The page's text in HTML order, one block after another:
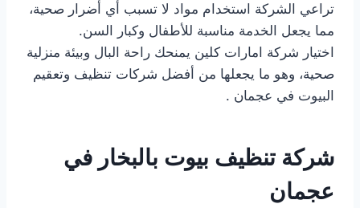
تراعي الشركة استخدام مواد لا تسبب أي أضرار صحية،
مما يجعل الخدمة مناسبة للأطفال وكبار السن.
اختيار شركة امارات كلين يمنحك راحة البال وبيئة منزلية
صحية، وهو ما يجعلها من أفضل شركات تنظيف وتعقيم
البيوت في عجمان .
شركة تنظيف بيوت بالبخار في
عجمان